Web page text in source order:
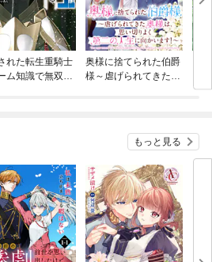
れた転生重騎士
ム知識で無双す
奥様に捨てられた伯爵
様～虐げられてきた奥
イ
もっと見る